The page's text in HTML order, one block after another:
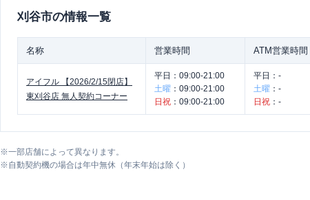
刈谷市の情報一覧
名称 営業時間 ATM営業時間
アイフル
【2026/2/15閉店】
東刈谷店 無人契約コーナー
平日： 09:00-21:00
土曜 ： 09:00-21:00
日祝 ： 09:00-21:00
平日： -
土曜 ： -
日祝 ： -
※一部店舗によって異なります。
※自動契約機の場合は年中無休（年末年始は除く）